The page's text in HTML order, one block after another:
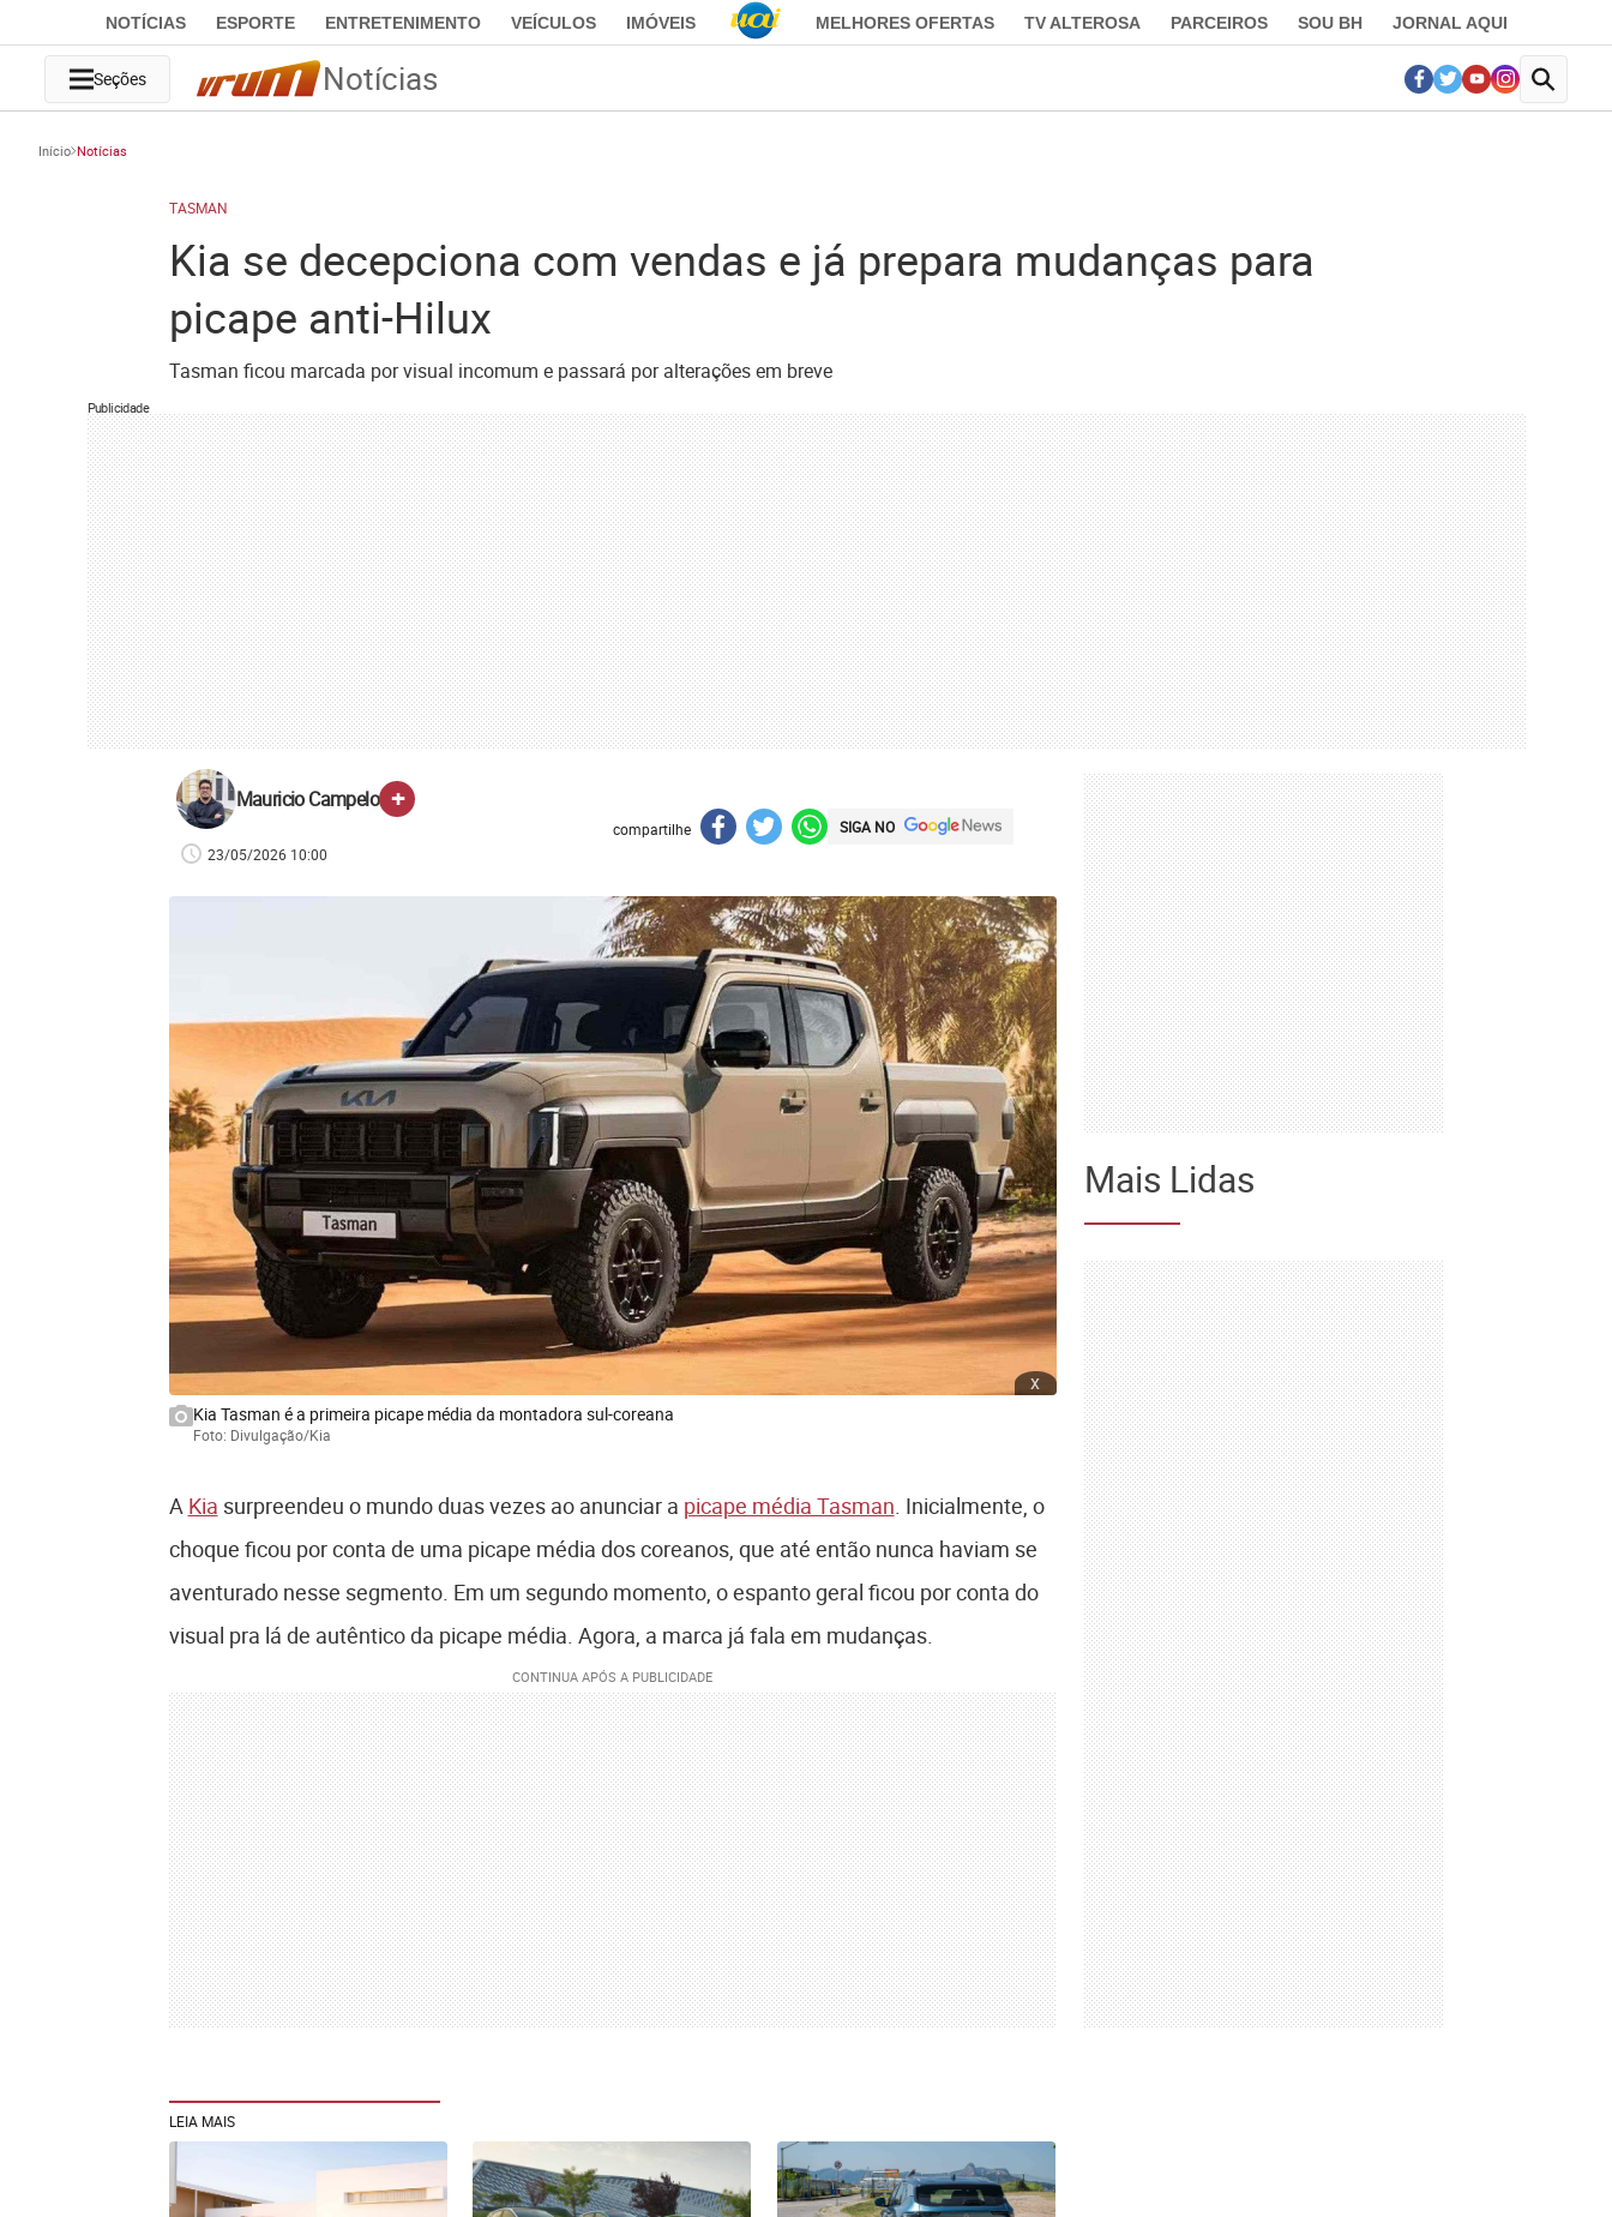
NOTÍCIAS ESPORTE ENTRETENIMENTO VEÍCULOS IMÓVEIS MELHORES OFERTAS TV ALTEROSA PARCEIROS SOU BH JORNAL AQUI
Seções Notícias
Início Notícias
TASMAN
Kia se decepciona com vendas e já prepara mudanças para
picape anti-Hilux
Tasman ficou marcada por visual incomum e passará por alterações em breve
Publicidade
Mauricio Campelo +
23/05/2026 10:00
compartilhe SIGA NO
x
Kia Tasman é a primeira picape média da montadora sul-coreana
Foto: Divulgação/Kia
A Kia surpreendeu o mundo duas vezes ao anunciar a picape média Tasman . Inicialmente, o
choque ficou por conta de uma picape média dos coreanos, que até então nunca haviam se
aventurado nesse segmento. Em um segundo momento, o espanto geral ficou por conta do
visual pra lá de autêntico da picape média. Agora, a marca já fala em mudanças.
LEIA MAIS
Mais Lidas